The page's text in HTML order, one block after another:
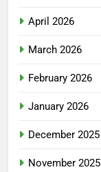
April 2026
March 2026
February 2026
January 2026
December 2025
November 2025